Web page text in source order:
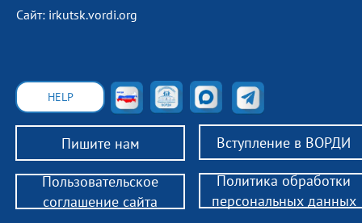
Сайт: irkutsk.vordi.org
Пишите нам Вступление в ВОРДИ
HELP
Пользовательское
соглашение сайта
Политика обработки
персональных данных